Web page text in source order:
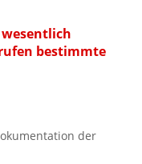
bestimmte
der